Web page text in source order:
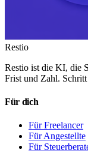
Restio
Restio ist die KI, die
Frist und Zahl.
Für dich
Für Freelancer
Für Angestellte
Für